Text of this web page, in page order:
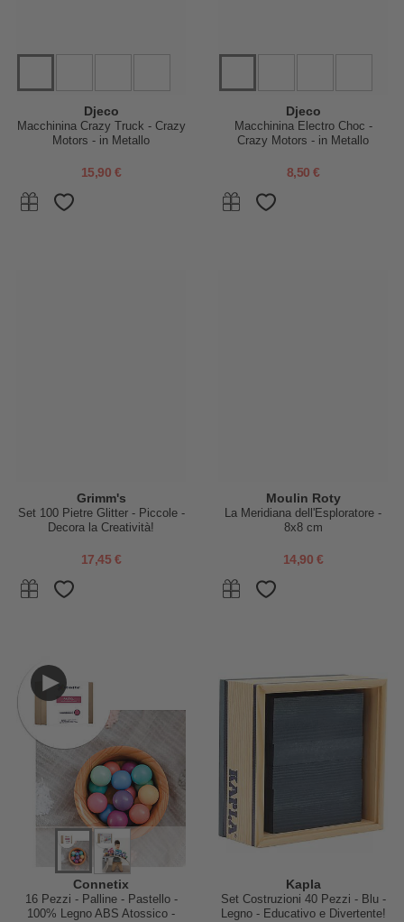
Djeco
Macchinina Crazy Truck - Crazy
Motors - in Metallo
15,90 €
Djeco
Macchinina Electro Choc -
Crazy Motors - in Metallo
8,50 €
Grimm's
Set 100 Pietre Glitter - Piccole -
Decora la Creatività!
17,45 €
Moulin Roty
La Meridiana dell'Esploratore -
8x8 cm
14,90 €
Connetix
16 Pezzi - Palline - Pastello -
100% Legno ABS Atossico -
Kapla
Set Costruzioni 40 Pezzi - Blu -
Legno - Educativo e Divertente!